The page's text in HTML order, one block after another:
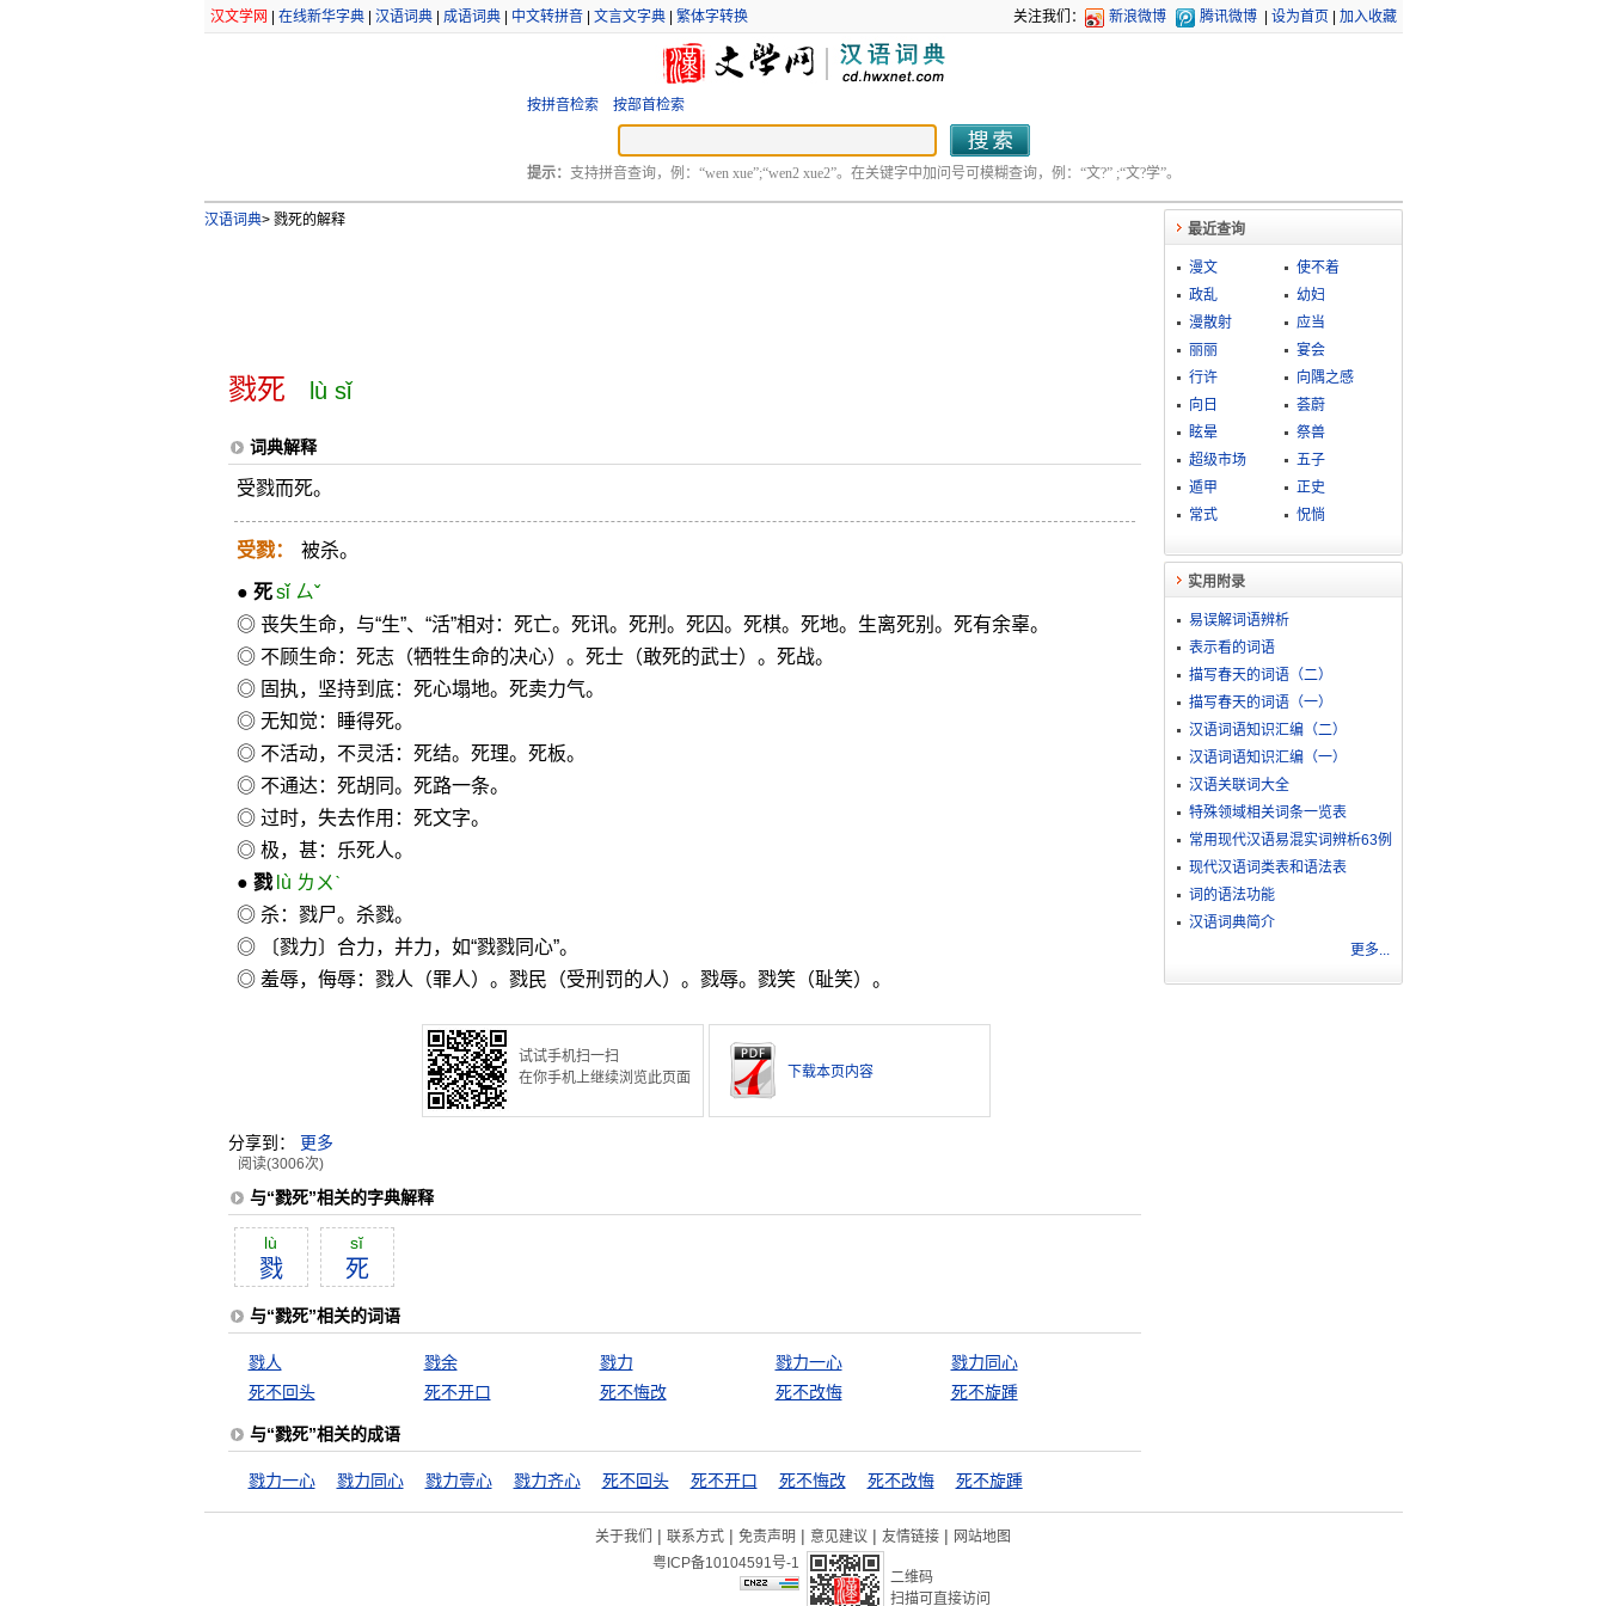
汉文学网 在线新华字典| 汉语词典| 成语词典| 中文转拼音| 文言文字典| 繁体字转换 关注我们： 新浪微博 腾讯微博 设为首页 加入收藏
按拼音检索 按部首检索
提示： 支持拼音查询，例：“wen xue”;“wen2 xue2”。在关键字中加问号可模糊查询，例：“文?” ;“文?学”。
汉语词典>戮死的解释
戮死 lù sǐ
词典解释
受戮而死。
受戮： 被杀。
● 死 sǐ ㄙˇ
◎ 丧失生命，与“生”、“活”相对：死亡。死讯。死刑。死囚。死棋。死地。生离死别。死有余辜。
◎ 不顾生命：死志（牺牲生命的决心）。死士（敢死的武士）。死战。
◎ 固执，坚持到底：死心塌地。死卖力气。
◎ 无知觉：睡得死。
◎ 不活动，不灵活：死结。死理。死板。
◎ 不通达：死胡同。死路一条。
◎ 过时，失去作用：死文字。
◎ 极，甚：乐死人。
● 戮 lù ㄌㄨˋ
◎ 杀：戮尸。杀戮。
◎ 〔戮力〕合力，并力，如“戮戮同心”。
◎ 羞辱，侮辱：戮人（罪人）。戮民（受刑罚的人）。戮辱。戮笑（耻笑）。
试试手机扫一扫
在你手机上继续浏览此页面
下载本页内容
分享到： 更多
阅读(3006次)
与“戮死”相关的字典解释
lù
戮
sĭ
死
与“戮死”相关的词语
戮人 戮余 戮力 戮力一心
戮力同心
死不回头
死不开口 死不悔改 死不改悔 死不旋踵
与“戮死”相关的成语
戮力一心 戮力同心 戮力壹心 戮力齐心 死不回头 死不开口 死不悔改 死不改悔 死不旋踵
最近查询
漫文
使不着
政乱
幼妇
漫散射
应当
丽丽
宴会
行许
向隅之感
向日
荟蔚
眩晕
祭兽
超级市场
五子
遁甲
正史
常式
怳惝
实用附录
易误解词语辨析
表示看的词语
描写春天的词语（二）
描写春天的词语（一）
汉语词语知识汇编（二）
汉语词语知识汇编（一）
汉语关联词大全
特殊领域相关词条一览表
常用现代汉语易混实词辨析63例
现代汉语词类表和语法表
词的语法功能
汉语词典简介
更多...
关于我们 | 联系方式 | 免责声明 | 意见建议 | 友情链接 | 网站地图
粤ICP备10104591号-1
二维码
扫描可直接访问